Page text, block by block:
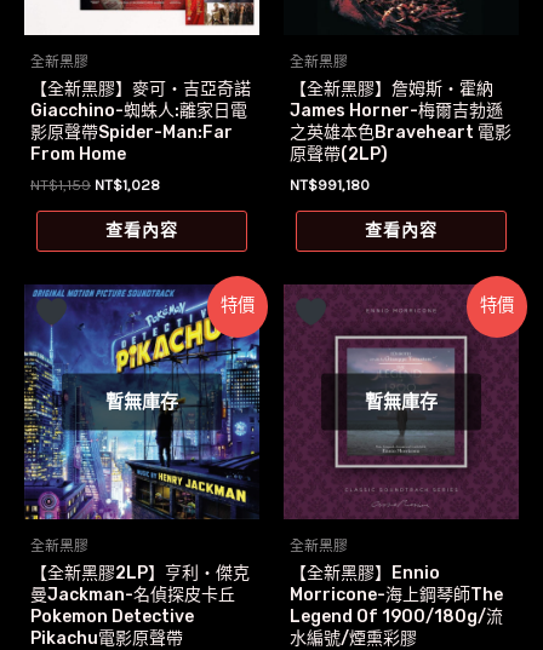
全新黑膠
【全新黑膠】麥可‧吉亞奇諾
Giacchino-蜘蛛人:離家日電
影原聲帶Spider-Man:Far
From Home
NT$1,159 原
價
格：
NT$1,028目
價
格：
查看內容
全新黑膠
【全新黑膠】詹姆斯‧霍納
James Horner-梅爾吉勃遜
之英雄本色Braveheart 電影
原聲帶(2LP)
NT$991,180
查看內容
特價
暫無庫存
全新黑膠
【全新黑膠2LP】亨利‧傑克
曼Jackman-名偵探皮卡丘
Pokemon Detective
Pikachu電影原聲帶
特價
暫無庫存
全新黑膠
【全新黑膠】Ennio
Morricone-海上鋼琴師The
Legend Of 1900/180g/流
水編號/煙熏彩膠